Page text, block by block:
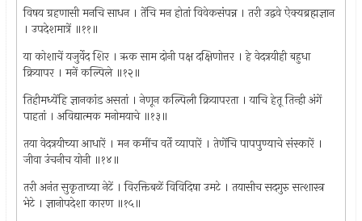
विषय ग्रहणासी मनचि साधन । तेंचि मन होतां विवेकसंपन्न । तरी उद्ववे ऐक्यब्रह्मज्ञान
। उपदेशमात्रें ॥११॥
या कोशाचें यजुर्वेद शिर । ऋक साम दोनी पक्ष दक्षिणोत्तर । हे वेदत्रयीही बहुधा
क्रियापर । मनें कल्पिले ॥१२॥
तिहीमध्येंहि ज्ञानकांड असतां । नेणून कल्पिली क्रियापरता । याचि हेतू तिन्ही अंगें
पाहतां । अविद्यात्मक मनोमयाचे ॥१३॥
तया वेदत्रयीच्या आधारें । मन कमींच वर्ते व्यापारें । तेणेंचि पापपुण्याचे संस्कारें ।
जीवा उंचनीच योनी ॥१४॥
तरी अनंत सुकृताच्या नेटें । विरक्तिबळें विविदिषा उमटे । तयासीच सदगुरु सत्शास्त्र
भेटे । ज्ञानोपदेशा कारण ॥१५॥